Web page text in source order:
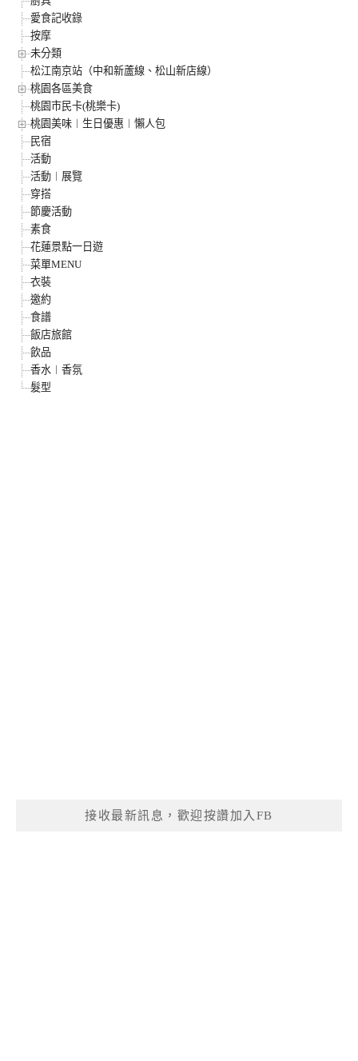
愛食記收錄
按摩
未分類
松江南京站（中和新蘆線、松山新店線）
桃園各區美食
桃園市民卡(桃樂卡)
桃園美味︱生日優惠︱懶人包
民宿
活動
活動︱展覽
穿搭
節慶活動
素食
花蓮景點一日遊
菜單MENU
衣裝
邀約
食譜
飯店旅館
飲品
香水︱香氛
髮型
接收最新訊息，歡迎按讚加入FB